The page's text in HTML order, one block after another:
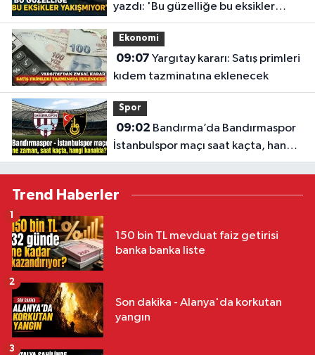
yazdı: 'Bu güzelliğe bu eksikler
yakışmıyor'
Ekonomi
09:07
kıdem tazminatına eklenecek
Spor
09:02
İstanbulspor maçı saat kaçta, hangi
kanalda?
Trend Haberler
150 bin TL mevduat faiz getirisi
banka banka liste
1
Son dakika - Alanya'da korkutan
yangın
2
3